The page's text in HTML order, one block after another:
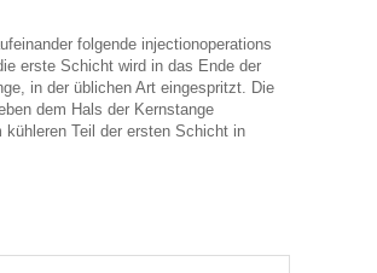
folgende injectionoperations
erste Schicht wird in das Ende der
in der üblichen Art eingespritzt. Die
dem Hals der Kernstange
Teil der ersten Schicht in